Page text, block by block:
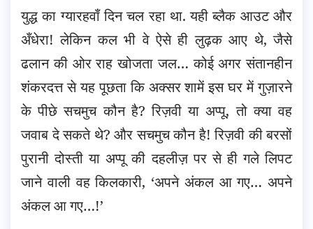
युद्ध का ग्यारहवाँ दिन चल रहा था. यही ब्लैक आउट और
अँधेरा! लेकिन कल भी वे ऐसे ही लुढ़क आए थे, जैसे
ढलान की ओर राह खोजता जल… कोई अगर संतानहीन
शंकरदत्त से यह पूछता कि अक्सर शामें इस घर में गुज़ारने
के पीछे सचमुच कौन है? रिज़वी या अप्पू, तो क्या वह
जवाब दे सकते थे? और सचमुच कौन है! रिज़वी की बरसों
पुरानी दोस्ती या अप्पू की दहलीज़ पर से ही गले लिपट
जाने वाली वह किलकारी, ‘अपने अंकल आ गए… अपने
अंकल आ गए…!’